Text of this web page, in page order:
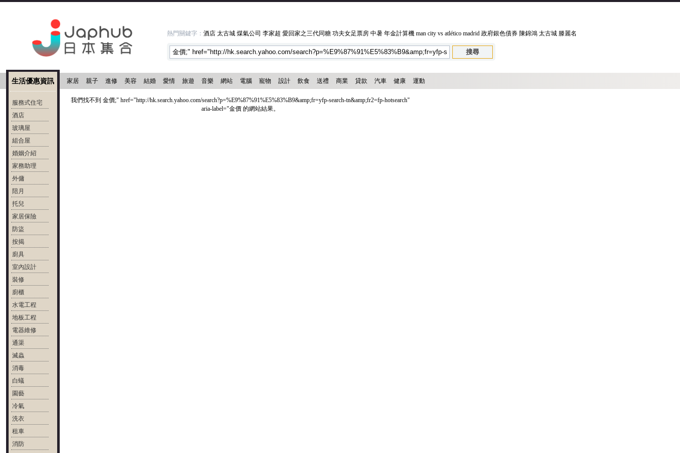
熱門關鍵字： 酒店 太古城 煤氣公司 李家超 愛回家之三代同糖 功夫女足票房 中暑 年金計算機 man city vs atlético madrid 政府銀色債券 陳錦鴻 太古城 滕麗名
家居 親子 進修 美容 結婚 愛情 旅遊 音樂 網站 電腦 寵物 設計 飲食 送禮 商業 貸款 汽車 健康 運動
生活優惠資訊
服務式住宅
酒店
玻璃屋
組合屋
婚姻介紹
家務助理
外傭
陪月
托兒
家居保險
防盜
按揭
廚具
室內設計
裝修
廚櫃
水電工程
地板工程
電器維修
通渠
滅蟲
消毒
白蟻
園藝
冷氣
洗衣
租車
消防
我們找不到 金價;" href="http://hk.search.yahoo.com/search?p=%E9%87%91%E5%83%B9&amp;fr=yfp-search-tn&amp;fr2=fp-hotsearch"
aria-label="金價 的網站結果。